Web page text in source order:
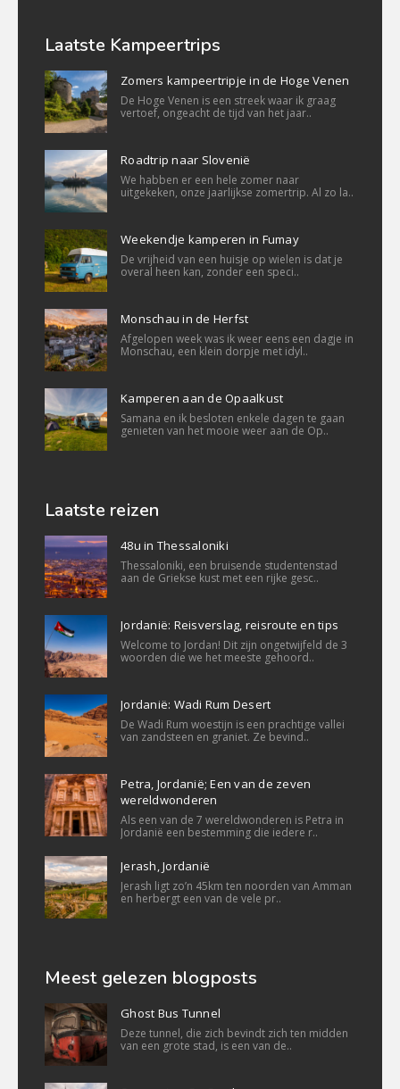
Laatste Kampeertrips
Zomers kampeertripje in de Hoge Venen
De Hoge Venen is een streek waar ik graag
vertoef, ongeacht de tijd van het jaar..
Roadtrip naar Slovenië
We habben er een hele zomer naar
uitgekeken, onze jaarlijkse zomertrip. Al zo la..
Weekendje kamperen in Fumay
De vrijheid van een huisje op wielen is dat je
overal heen kan, zonder een speci..
Monschau in de Herfst
Afgelopen week was ik weer eens een dagje in
Monschau, een klein dorpje met idyl..
Kamperen aan de Opaalkust
Samana en ik besloten enkele dagen te gaan
genieten van het mooie weer aan de Op..
Laatste reizen
48u in Thessaloniki
Thessaloniki, een bruisende studentenstad
aan de Griekse kust met een rijke gesc..
Jordanië: Reisverslag, reisroute en tips
Welcome to Jordan! Dit zijn ongetwijfeld de 3
woorden die we het meeste gehoord..
Jordanië: Wadi Rum Desert
De Wadi Rum woestijn is een prachtige vallei
van zandsteen en graniet. Ze bevind..
Petra, Jordanië; Een van de zeven
wereldwonderen
Als een van de 7 wereldwonderen is Petra in
Jordanië een bestemming die iedere r..
Jerash, Jordanië
Jerash ligt zo’n 45km ten noorden van Amman
en herbergt een van de vele pr..
Meest gelezen blogposts
Ghost Bus Tunnel
Deze tunnel, die zich bevindt zich ten midden
van een grote stad, is een van de..